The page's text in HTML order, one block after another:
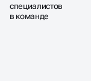
специалистов
в команде